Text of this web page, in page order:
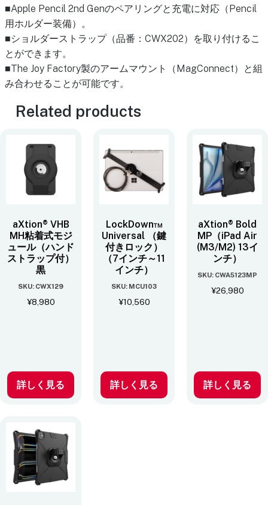
■Apple Pencil 2nd Genのペアリングと充電に対応（Pencil
用ホルダー装備）。
■ショルダーストラップ（品番：CWX202）を取り付けるこ
とができます。
■The Joy Factory製のアームマウント（MagConnect）と組
み合わせることが可能です。
Related products
aXtion® VHB
MH粘着式モジ
ュール（ハンド
ストラップ付）
黒
SKU: CWX129
¥8,980
詳しく見る
LockDown™
Universal （鍵
付きロック）
（7インチ～11
インチ）
SKU: MCU103
¥10,560
詳しく見る
aXtion® Bold
MP（iPad Air
(M3/M2) 13イ
ンチ）
SKU: CWA5123MP
¥26,980
詳しく見る